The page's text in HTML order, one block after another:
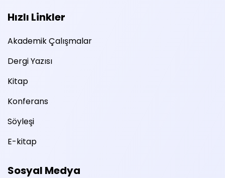
Hızlı Linkler
Akademik Çalışmalar
Dergi Yazısı
Kitap
Konferans
Söyleşi
E-kitap
Sosyal Medya